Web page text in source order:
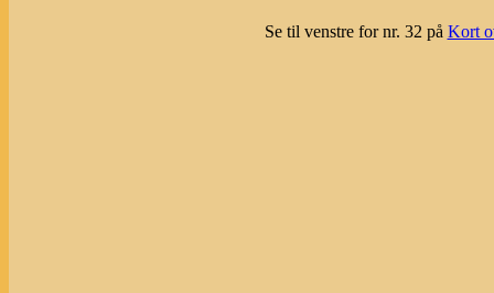
Se til venstre for nr. 32 på Kort